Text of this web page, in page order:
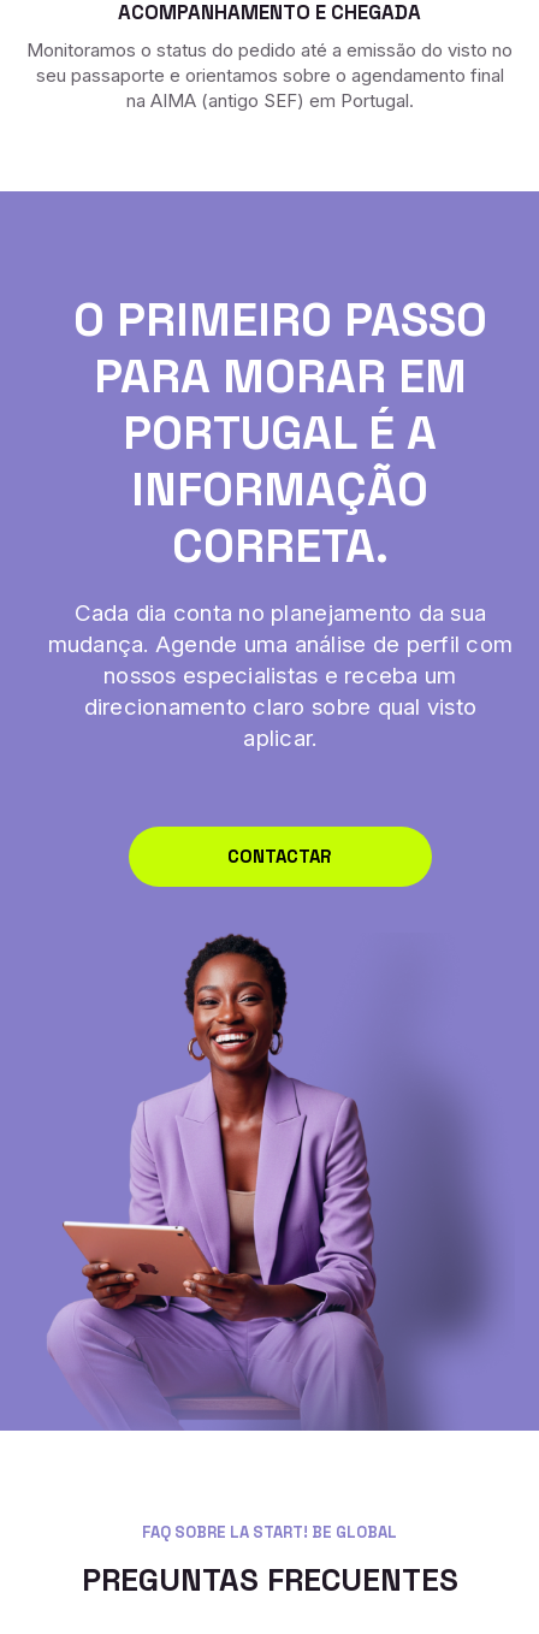
ACOMPANHAMENTO E CHEGADA
Monitoramos o status do pedido até a emissão do visto no
seu passaporte e orientamos sobre o agendamento final
na AIMA (antigo SEF) em Portugal.
O PRIMEIRO PASSO
PARA MORAR EM
PORTUGAL É A
INFORMAÇÃO
CORRETA.
Cada dia conta no planejamento da sua
mudança. Agende uma análise de perfil com
nossos especialistas e receba um
direcionamento claro sobre qual visto
aplicar.
CONTACTAR
FAQ SOBRE LA START! BE GLOBAL
PREGUNTAS FRECUENTES